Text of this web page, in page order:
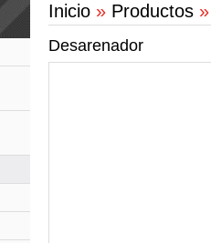
Inicio » Productos
Desarenador